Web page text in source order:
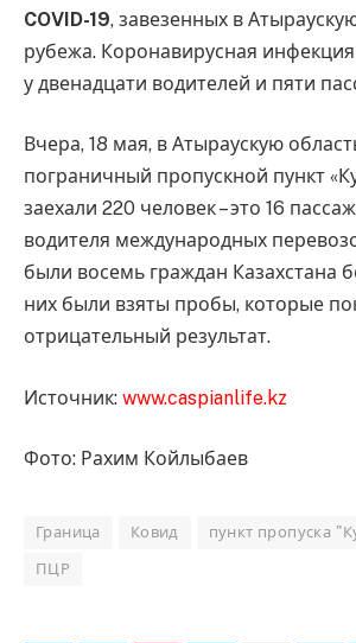
COVID-19, завезенных в
рубежа. Коронавирусная
у двенадцати водителей и пяти
Вчера, 18 мая, в Атыраускую
пограничный пропускной пункт
заехали 220 человек – это 16
водителя международных
были восемь граждан Казахстана
них были взяты пробы, которые
отрицательный результат.
Источник: www.caspianlife.kz
Фото: Рахим Койлыбаев
Граница Ковид пункт пропуска
ПЦР